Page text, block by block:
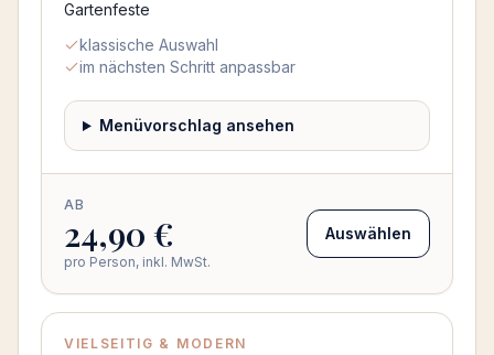
Gartenfeste
klassische Auswahl
im nächsten Schritt anpassbar
Menüvorschlag ansehen
AB
24,90 €
pro Person, inkl. MwSt.
Auswählen
Beliebt
VIELSEITIG & MODERN